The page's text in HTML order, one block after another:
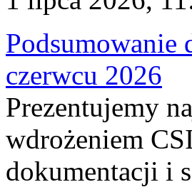
Podsumowanie
czerwcu 2026
Prezentujemy
wdrożeniem
dokumentacji i